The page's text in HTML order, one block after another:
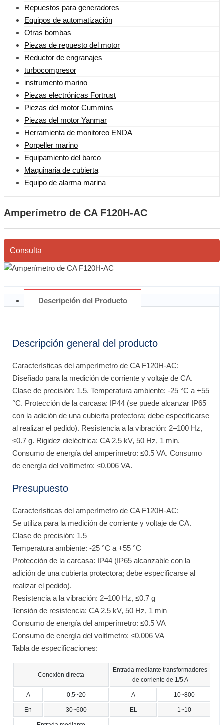
Repuestos para generadores
Equipos de automatización
Otras bombas
Piezas de repuesto del motor
Reductor de engranajes
turbocompresor
instrumento marino
Piezas electrónicas Fortrust
Piezas del motor Cummins
Piezas del motor Yanmar
Herramienta de monitoreo ENDA
Porpeller marino
Equipamiento del barco
Maquinaria de cubierta
Equipo de alarma marina
Amperímetro de CA F120H-AC
Consulta
Descripción del Producto
Descripción general del producto
Características del amperímetro de CA F120H-AC:
Diseñado para la medición de corriente y voltaje de CA.
Clase de precisión: 1.5. Temperatura ambiente: -25 °C a +55
°C. Protección de la carcasa: IP44 (se puede alcanzar IP65
con la adición de una cubierta protectora; debe especificarse
al realizar el pedido). Resistencia a la vibración: 2–100 Hz,
≤0.7 g. Rigidez dieléctrica: CA 2.5 kV, 50 Hz, 1 min.
Consumo de energía del amperímetro: ≤0.5 VA. Consumo
de energía del voltímetro: ≤0.006 VA.
Presupuesto
Características del amperímetro de CA F120H-AC:
Se utiliza para la medición de corriente y voltaje de CA.
Clase de precisión: 1.5
Temperatura ambiente: -25 °C a +55 °C
Protección de la carcasa: IP44 (IP65 alcanzable con la
adición de una cubierta protectora; debe especificarse al
realizar el pedido).
Resistencia a la vibración: 2–100 Hz, ≤0.7 g
Tensión de resistencia: CA 2.5 kV, 50 Hz, 1 min
Consumo de energía del amperímetro: ≤0.5 VA
Consumo de energía del voltímetro: ≤0.006 VA
Tabla de especificaciones:
Conexión directa
Entrada mediante transformadores
de corriente de 1/5 A
A 0,5~20 A 10~800
En 30~600 EL 1~10